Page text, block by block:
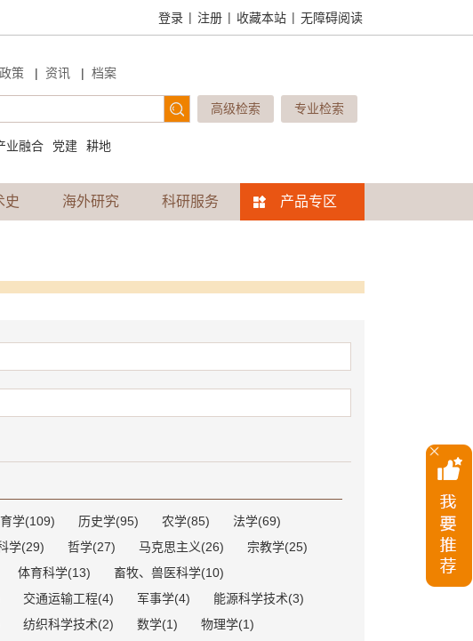
登录 | 注册 | 收藏本站 | 无障碍阅读
政策 | 资讯 | 档案
高级检索 专业检索
业融合 党建 耕地
史 海外研究 科研服务 产品专区
学(109) 历史学(95) 农学(85)
法学(69)
学(29) 哲学(27) 马克思主义(26)
宗教学(25)
体育科学(13)
畜牧、兽医科学(10)
交通运输工程(4) 军事学(4)
能源科学技术(3)
纺织科学技术(2) 数学(1)
物理学(1)